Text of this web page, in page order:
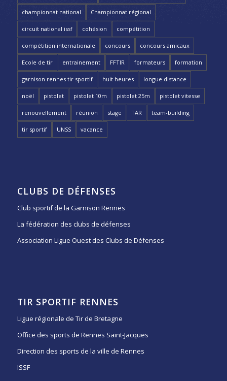
championnat national Championnat régional
circuit national issf cohésion compétition
compétition internationale concours concours amicaux
Ecole de tir entrainement FFTIR formateurs formation
garnison rennes tir sportif huit heures longue distance
noël pistolet pistolet 10m pistolet 25m pistolet vitesse
renouvellement réunion stage TAR team-building
tir sportif UNSS vacance
CLUBS DE DÉFENSES
Club sportif de la Garnison Rennes
La fédération des clubs de défenses
Association Ligue Ouest des Clubs de Défenses
TIR SPORTIF RENNES
Ligue régionale de Tir de Bretagne
Office des sports de Rennes Saint-Jacques
Direction des sports de la ville de Rennes
ISSF